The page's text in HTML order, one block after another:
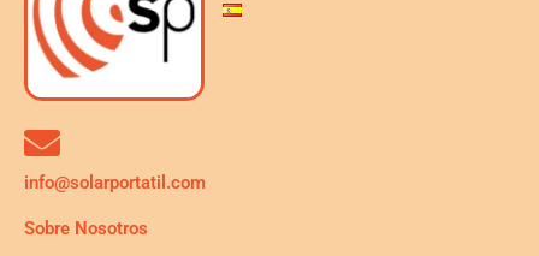
info@solarportatil.com
Sobre Nosotros